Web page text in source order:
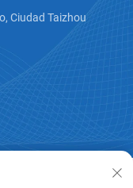
Ciudad Taizhou